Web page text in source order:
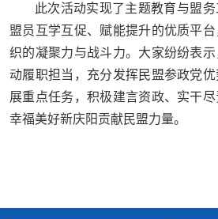
此次活动实现了主题教育与盟
盟员互学互促、赋能提升的优质平
织的凝聚力与战斗力。大家纷纷表
动履职担当，充分发挥民盟参政党
展重点任务，积极建言资政、实干
幸福美好新庆阳贡献民盟力量。